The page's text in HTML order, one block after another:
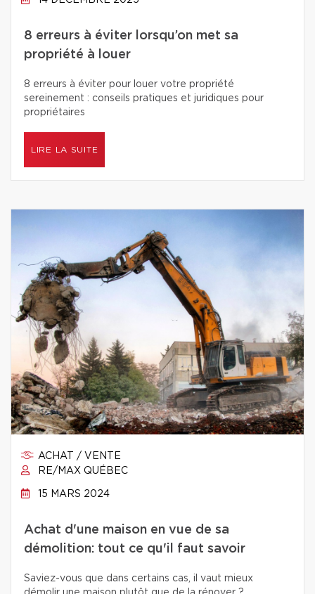
8 erreurs à éviter lorsqu’on met sa
propriété à louer
8 erreurs à éviter pour louer votre propriété
sereinement : conseils pratiques et juridiques pour
propriétaires
LIRE LA SUITE
ACHAT / VENTE
RE/MAX QUÉBEC
15 MARS 2024
Achat d'une maison en vue de sa
démolition: tout ce qu'il faut savoir
Saviez-vous que dans certains cas, il vaut mieux